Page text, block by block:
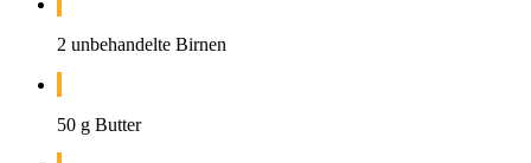
2 unbehandelte Birnen
50 g Butter